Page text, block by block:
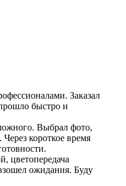
Заказал
быстро и
Выбрал фото,
Через короткое время
цветопередача
ожидания. Буду